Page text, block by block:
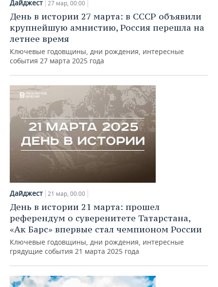
Дайджест 27 мар, 00:00
День в истории 27 марта: в СССР объявили
крупнейшую амнистию, Россия перешла на
летнее время
Ключевые годовщины, дни рождения, интересные
события 27 марта 2025 года
Дайджест 21 мар, 00:00
День в истории 21 марта: прошел
референдум о суверенитете Татарстана,
«Ак Барс» впервые стал чемпионом России
Ключевые годовщины, дни рождения, интересные
грядущие события 21 марта 2025 года